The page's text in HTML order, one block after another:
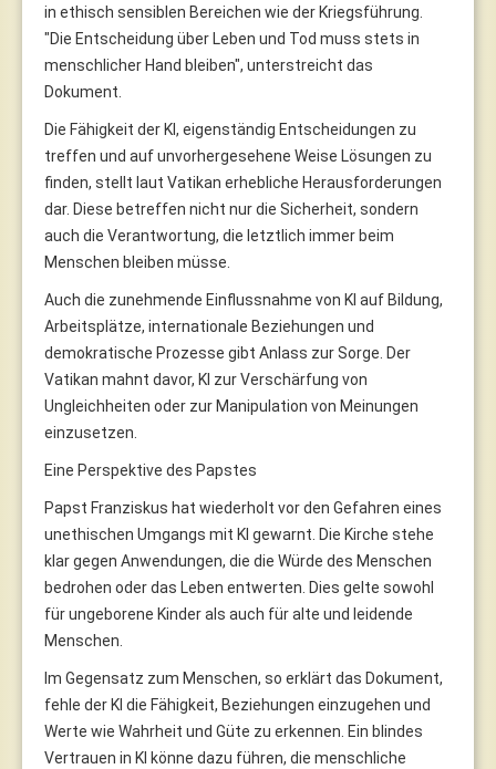
in ethisch sensiblen Bereichen wie der Kriegsführung.
"Die Entscheidung über Leben und Tod muss stets in
menschlicher Hand bleiben", unterstreicht das
Dokument.
Die Fähigkeit der KI, eigenständig Entscheidungen zu
treffen und auf unvorhergesehene Weise Lösungen zu
finden, stellt laut Vatikan erhebliche Herausforderungen
dar. Diese betreffen nicht nur die Sicherheit, sondern
auch die Verantwortung, die letztlich immer beim
Menschen bleiben müsse.
Auch die zunehmende Einflussnahme von KI auf Bildung,
Arbeitsplätze, internationale Beziehungen und
demokratische Prozesse gibt Anlass zur Sorge. Der
Vatikan mahnt davor, KI zur Verschärfung von
Ungleichheiten oder zur Manipulation von Meinungen
einzusetzen.
Eine Perspektive des Papstes
Papst Franziskus hat wiederholt vor den Gefahren eines
unethischen Umgangs mit KI gewarnt. Die Kirche stehe
klar gegen Anwendungen, die die Würde des Menschen
bedrohen oder das Leben entwerten. Dies gelte sowohl
für ungeborene Kinder als auch für alte und leidende
Menschen.
Im Gegensatz zum Menschen, so erklärt das Dokument,
fehle der KI die Fähigkeit, Beziehungen einzugehen und
Werte wie Wahrheit und Güte zu erkennen. Ein blindes
Vertrauen in KI könne dazu führen, die menschliche